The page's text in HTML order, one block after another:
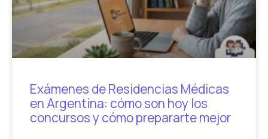
Exámenes de Residencias Médicas
en Argentina: cómo son hoy los
concursos y cómo prepararte mejor